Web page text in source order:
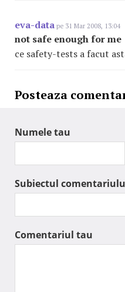
eva-data pe 31 Mar 2008, 13:04
not safe enough for me
ce safety-tests a facut
Posteaza
Numele tau
Subiectul
Comentariul tau